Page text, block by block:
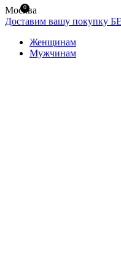
Москва
Доставим вашу покупку
Женщинам
Мужчинам
0